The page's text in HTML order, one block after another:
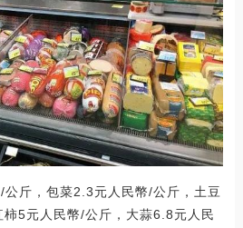
斤，包菜2.3元人民幣/公斤，土豆
5元人民幣/公斤，大蒜6.8元人民